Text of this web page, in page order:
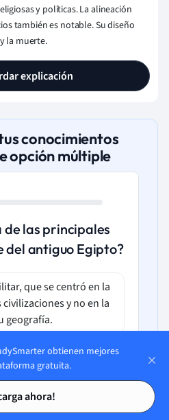
de estudio
de estudio
y políticas. La alineación
también es notable. Su diseño
la muerte.
explicación
conocimientos
opción múltiple
de las principales
del antiguo Egipto?
que se centró en la
y no en la
geografía.
grandes
bien fue monumental,
en el
económico.
obtienen mejores
gratuita.
ahora!